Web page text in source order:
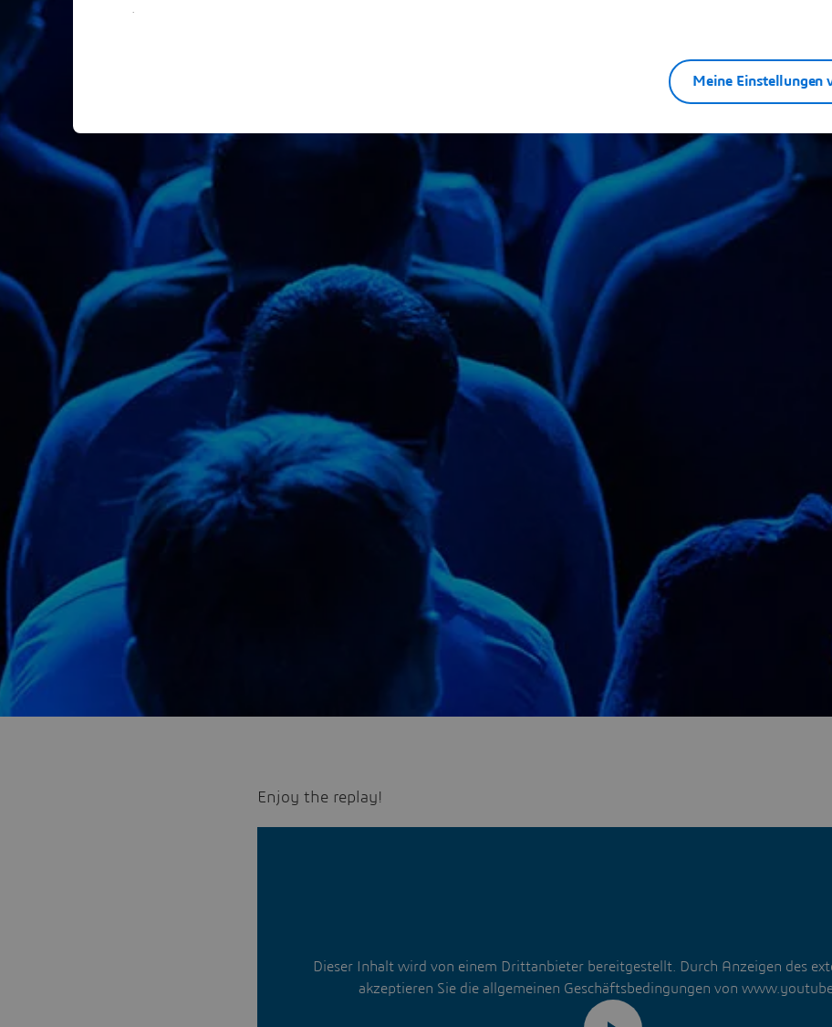
Enjoy the replay!
Dieser Inhalt wird von einem Drittanbieter bereitgestellt. Durch Anzeigen des
akzeptieren Sie die allgemeinen Geschäftsbedingungen von
Meine Einstellungen